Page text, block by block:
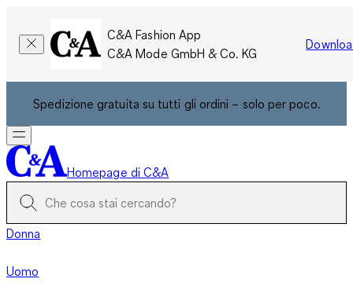
C&A Fashion App
C&A Mode GmbH & Co. KG
Spedizione gratuita su tutti gli ordini – solo per poco.
Homepage di C&A
Donna
Uomo